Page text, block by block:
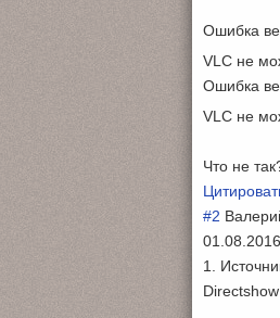
Ошибка
VLC не
Ошибка
VLC не
Что не
#2
1.